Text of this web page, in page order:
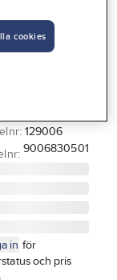
9006 11
129006
9006830501
in för
och pris
cookies